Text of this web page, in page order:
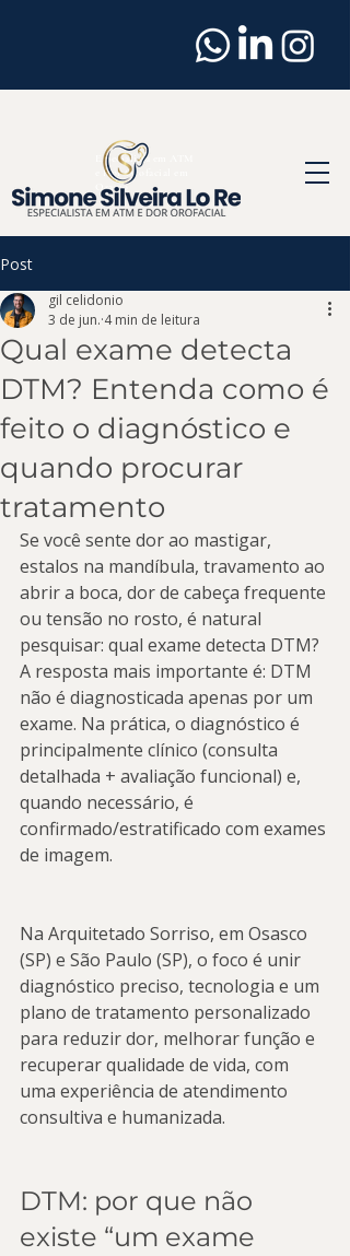
Dentista
Especialista em ATM
e Dor Orofacial em
Osasco
Post
Qual exame detecta
DTM? Entenda como é
feito o diagnóstico e
quando procurar
tratamento
gil celidonio
3 de jun. 4 min de leitura
Se você sente dor ao mastigar,
estalos na mandíbula, travamento ao
abrir a boca, dor de cabeça frequente
ou tensão no rosto, é natural
pesquisar: qual exame detecta DTM?
A resposta mais importante é: DTM
não é diagnosticada apenas por um
exame. Na prática, o diagnóstico é
principalmente clínico (consulta
detalhada + avaliação funcional) e,
quando necessário, é
confirmado/estratificado com exames
de imagem.
Na Arquitetado Sorriso, em Osasco
(SP) e São Paulo (SP), o foco é unir
diagnóstico preciso, tecnologia e um
plano de tratamento personalizado
para reduzir dor, melhorar função e
recuperar qualidade de vida, com
uma experiência de atendimento
consultiva e humanizada.
DTM: por que não
existe “um exame